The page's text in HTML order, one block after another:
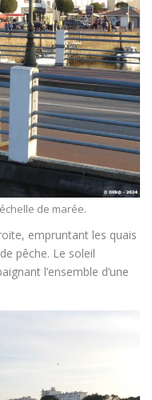
de marée.
empruntant les quais
pêche. Le soleil
l’ensemble d’une